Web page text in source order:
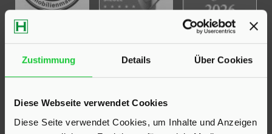
Zustimmung Details Über Cookies
Diese Webseite verwendet Cookies
Diese Seite verwendet Cookies, um Inhalte und Anzeigen
KONTAKT